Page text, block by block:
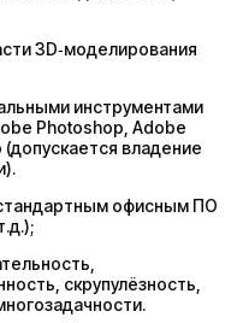
3D‑моделирования
инструментами
Photoshop, Adobe
владение
офисным ПО
скрупулёзность,